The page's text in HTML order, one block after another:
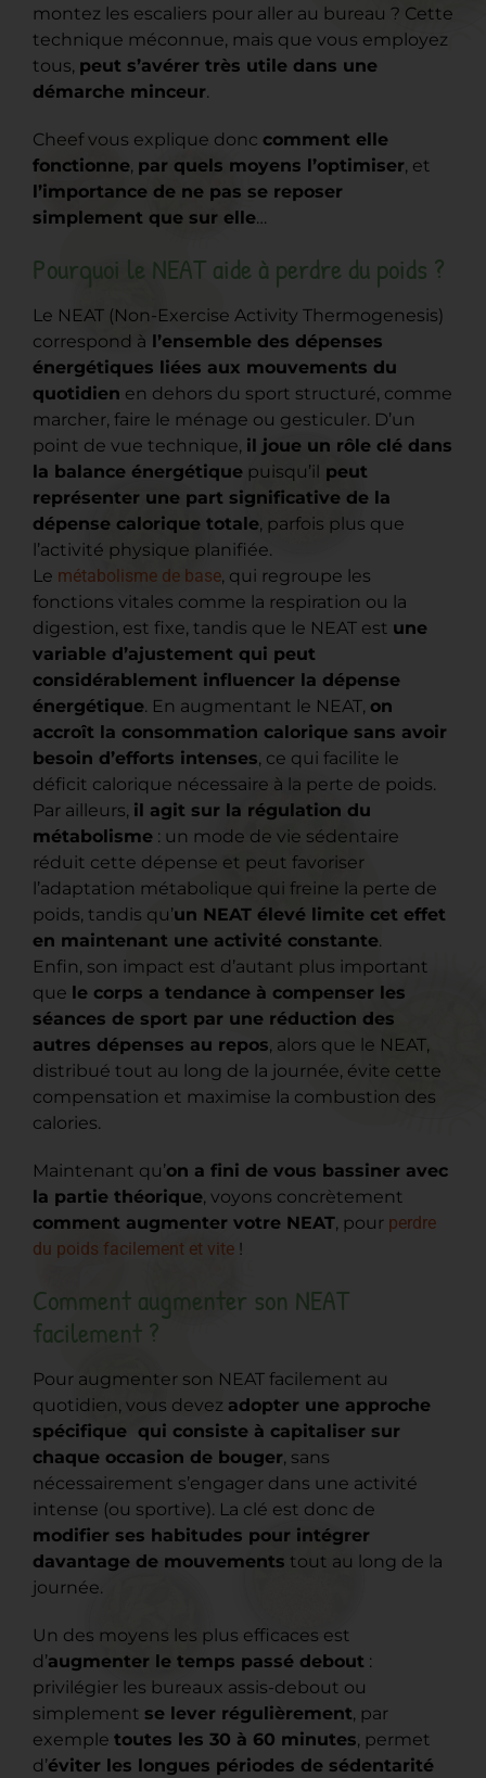
montez les escaliers pour aller au bureau ? Cette
technique méconnue, mais que vous employez
tous, peut s’avérer très utile dans une
démarche minceur.
Cheef vous explique donc comment elle
fonctionne, par quels moyens l’optimiser, et
l’importance de ne pas se reposer
simplement que sur elle…
Pourquoi le NEAT aide à perdre du poids ?
Le NEAT (Non-Exercise Activity Thermogenesis)
correspond à l’ensemble des dépenses
énergétiques liées aux mouvements du
quotidien en dehors du sport structuré, comme
marcher, faire le ménage ou gesticuler. D’un
point de vue technique, il joue un rôle clé dans
la balance énergétique puisqu’il peut
représenter une part significative de la
dépense calorique totale, parfois plus que
l’activité physique planifiée.
Le métabolisme de base, qui regroupe les
fonctions vitales comme la respiration ou la
digestion, est fixe, tandis que le NEAT est une
variable d’ajustement qui peut
considérablement influencer la dépense
énergétique. En augmentant le NEAT, on
accroît la consommation calorique sans avoir
besoin d’efforts intenses, ce qui facilite le
déficit calorique nécessaire à la perte de poids.
Par ailleurs, il agit sur la régulation du
métabolisme : un mode de vie sédentaire
réduit cette dépense et peut favoriser
l’adaptation métabolique qui freine la perte de
poids, tandis qu’un NEAT élevé limite cet effet
en maintenant une activité constante.
Enfin, son impact est d’autant plus important
que le corps a tendance à compenser les
séances de sport par une réduction des
autres dépenses au repos, alors que le NEAT,
distribué tout au long de la journée, évite cette
compensation et maximise la combustion des
calories.
Maintenant qu’on a fini de vous bassiner avec
la partie théorique, voyons concrètement
comment augmenter votre NEAT, pour perdre
du poids facilement et vite !
Comment augmenter son NEAT
facilement ?
Pour augmenter son NEAT facilement au
quotidien, vous devez adopter une approche
spécifique qui consiste à capitaliser sur
chaque occasion de bouger, sans
nécessairement s’engager dans une activité
intense (ou sportive). La clé est donc de
modifier ses habitudes pour intégrer
davantage de mouvements tout au long de la
journée.
Un des moyens les plus efficaces est
d’augmenter le temps passé debout :
privilégier les bureaux assis-debout ou
simplement se lever régulièrement, par
exemple toutes les 30 à 60 minutes, permet
d’éviter les longues périodes de sédentarité